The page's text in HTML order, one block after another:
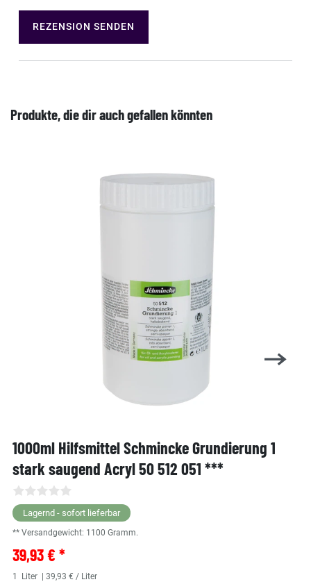
REZENSION SENDEN
Produkte, die dir auch gefallen könnten
1000ml Hilfsmittel Schmincke Grundierung 1
stark saugend Acryl 50 512 051 ***
Lagernd - sofort lieferbar
** Versandgewicht: 1100 Gramm.
39,93 € *
1 Liter | 39,93 € / Liter